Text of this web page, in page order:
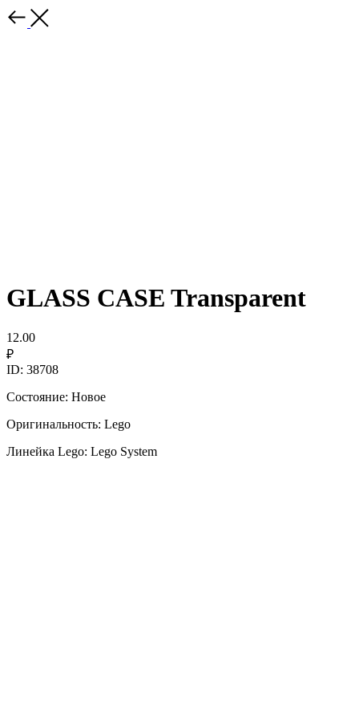
GLASS CASE Transparent
12.00
₽
ID: 38708
Состояние: Новое
Оригинальность: Lego
Линейка Lego: Lego System